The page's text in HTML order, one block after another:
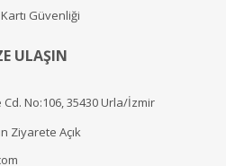
Güvenliği
ULAŞIN
No:106, 35430 Urla/İzmir
Ziyarete Açık